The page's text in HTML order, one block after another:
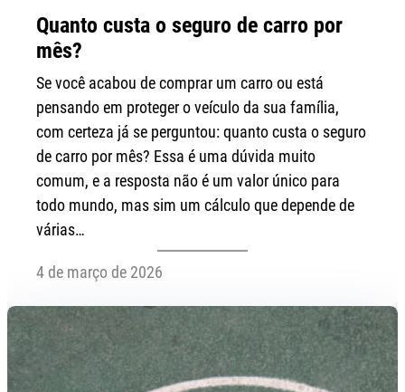
Quanto custa o seguro de carro por
mês?
Se você acabou de comprar um carro ou está
pensando em proteger o veículo da sua família,
com certeza já se perguntou: quanto custa o seguro
de carro por mês? Essa é uma dúvida muito
comum, e a resposta não é um valor único para
todo mundo, mas sim um cálculo que depende de
várias…
4 de março de 2026